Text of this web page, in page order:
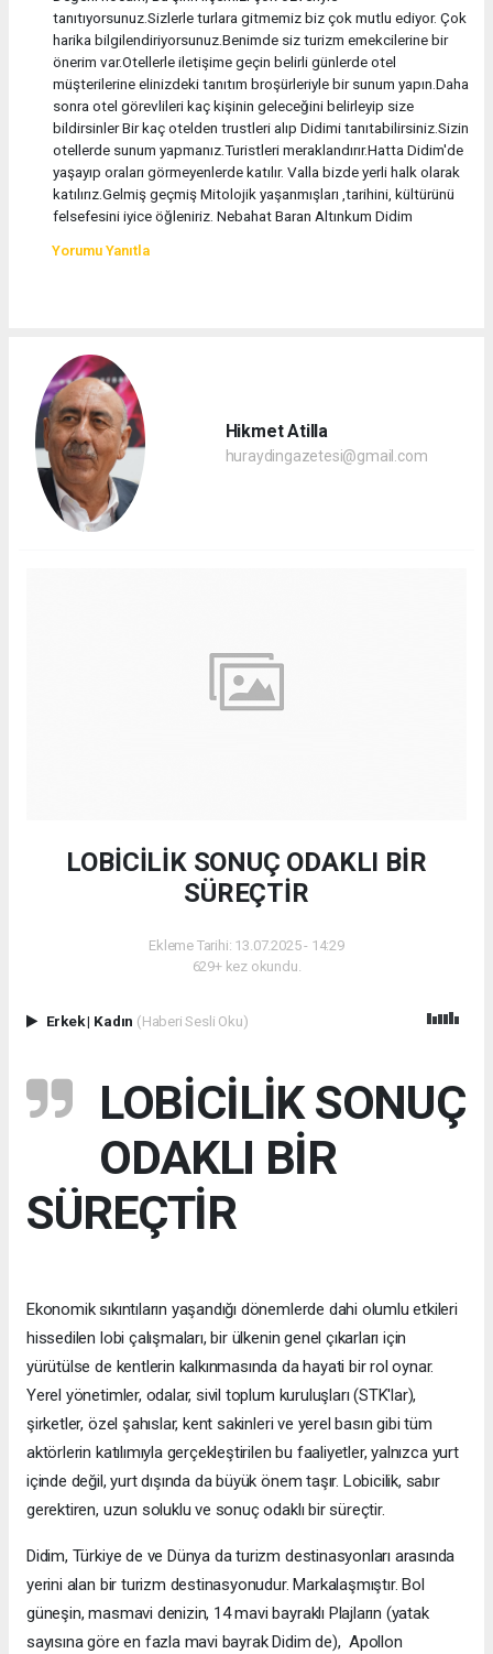
tanıtıyorsunuz.Sizlerle turlara gitmemiz biz çok mutlu ediyor. Çok
harika bilgilendiriyorsunuz.Benimde siz turizm emekcilerine bir
önerim var.Otellerle iletişime geçin belirli günlerde otel
müşterilerine elinizdeki tanıtım broşürleriyle bir sunum yapın.Daha
sonra otel görevlileri kaç kişinin geleceğini belirleyip size
bildirsinler Bir kaç otelden trustleri alıp Didimi tanıtabilirsiniz.Sizin
otellerde sunum yapmanız.Turistleri meraklandırır.Hatta Didim'de
yaşayıp oraları görmeyenlerde katılır. Valla bizde yerli halk olarak
katılırız.Gelmiş geçmiş Mitolojik yaşanmışları ,tarihini, kültürünü
felsefesini iyice öğleniriz. Nebahat Baran Altınkum Didim
Yorumu Yanıtla
Hikmet Atilla
huraydingazetesi@gmail.com
LOBİCİLİK SONUÇ ODAKLI BİR
SÜREÇTİR
Ekleme Tarihi: 13.07.2025 - 14:29
629+ kez okundu.
Erkek| Kadın (Haberi Sesli Oku)
LOBİCİLİK SONUÇ
ODAKLI BİR
SÜREÇTİR
Ekonomik sıkıntıların yaşandığı dönemlerde dahi olumlu etkileri
hissedilen lobi çalışmaları, bir ülkenin genel çıkarları için
yürütülse de kentlerin kalkınmasında da hayati bir rol oynar.
Yerel yönetimler, odalar, sivil toplum kuruluşları (STK'lar),
şirketler, özel şahıslar, kent sakinleri ve yerel basın gibi tüm
aktörlerin katılımıyla gerçekleştirilen bu faaliyetler, yalnızca yurt
içinde değil, yurt dışında da büyük önem taşır. Lobicilik, sabır
gerektiren, uzun soluklu ve sonuç odaklı bir süreçtir.
Didim, Türkiye de ve Dünya da turizm destinasyonları arasında
yerini alan bir turizm destinasyonudur. Markalaşmıştır. Bol
güneşin, masmavi denizin, 14 mavi bayraklı Plajların (yatak
sayısına göre en fazla mavi bayrak Didim de), Apollon